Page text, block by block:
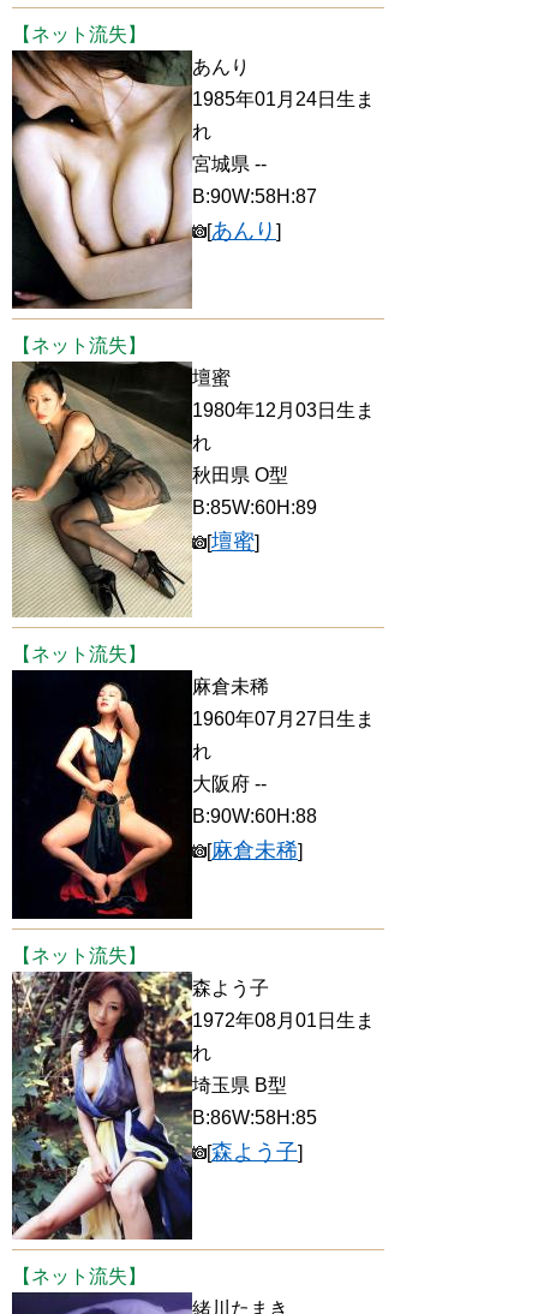
【ネット流失】
あんり
1985年01月24日生ま
れ
宮城県 --
B:90W:58H:87
[あんり ]
【ネット流失】
壇蜜
1980年12月03日生ま
れ
秋田県 O型
B:85W:60H:89
[壇蜜]
【ネット流失】
麻倉未稀
1960年07月27日生ま
れ
大阪府 --
B:90W:60H:88
[麻倉未稀]
【ネット流失】
森よう子
1972年08月01日生ま
れ
埼玉県 B型
B:86W:58H:85
[森よう子]
【ネット流失】
緒川たまき